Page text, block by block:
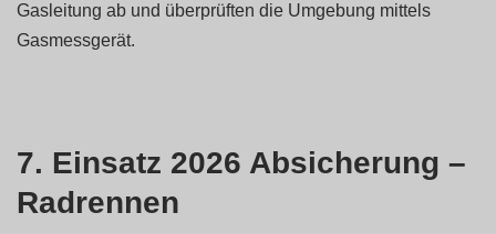
Gasleitung ab und überprüften die Umgebung mittels
Gasmessgerät.
7. Einsatz 2026 Absicherung –
Radrennen